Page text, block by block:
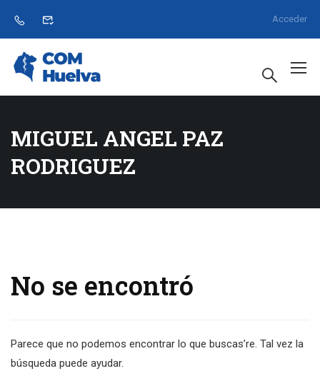
Acceder
MIGUEL ANGEL PAZ
RODRIGUEZ
No se encontró
Parece que no podemos encontrar lo que buscas’re. Tal vez la
búsqueda puede ayudar.